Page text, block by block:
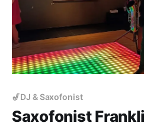
🎷DJ & Saxofonist
Saxofonist